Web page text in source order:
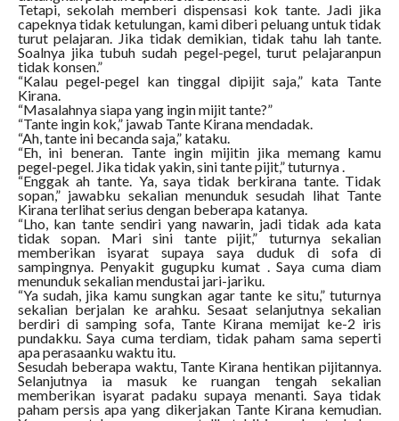
Tetapi, sekolah memberi dispensasi kok tante. Jadi jika
capeknya tidak ketulungan, kami diberi peluang untuk tidak
turut pelajaran. Jika tidak demikian, tidak tahu lah tante.
Soalnya jika tubuh sudah pegel-pegel, turut pelajaranpun
tidak konsen.”
“Kalau pegel-pegel kan tinggal dipijit saja,” kata Tante
Kirana.
“Masalahnya siapa yang ingin mijit tante?”
“Tante ingin kok,” jawab Tante Kirana mendadak.
“Ah, tante ini becanda saja,” kataku.
“Eh, ini beneran. Tante ingin mijitin jika memang kamu
pegel-pegel. Jika tidak yakin, sini tante pijit,” tuturnya .
“Enggak ah tante. Ya, saya tidak berkirana tante. Tidak
sopan,” jawabku sekalian menunduk sesudah lihat Tante
Kirana terlihat serius dengan beberapa katanya.
“Lho, kan tante sendiri yang nawarin, jadi tidak ada kata
tidak sopan. Mari sini tante pijit,” tuturnya sekalian
memberikan isyarat supaya saya duduk di sofa di
sampingnya. Penyakit gugupku kumat . Saya cuma diam
menunduk sekalian mendustai jari-jariku.
“Ya sudah, jika kamu sungkan agar tante ke situ,” tuturnya
sekalian berjalan ke arahku. Sesaat selanjutnya sekalian
berdiri di samping sofa, Tante Kirana memijat ke-2 iris
pundakku. Saya cuma terdiam, tidak paham sama seperti
apa perasaanku waktu itu.
Sesudah beberapa waktu, Tante Kirana hentikan pijitannya.
Selanjutnya ia masuk ke ruangan tengah sekalian
memberikan isyarat padaku supaya menanti. Saya tidak
paham persis apa yang dikerjakan Tante Kirana kemudian.